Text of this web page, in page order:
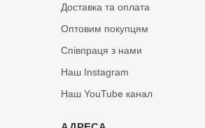
Доставка та оплата
Оптовим покупцям
Співпраця з нами
Наш Instagram
Наш YouTube канал